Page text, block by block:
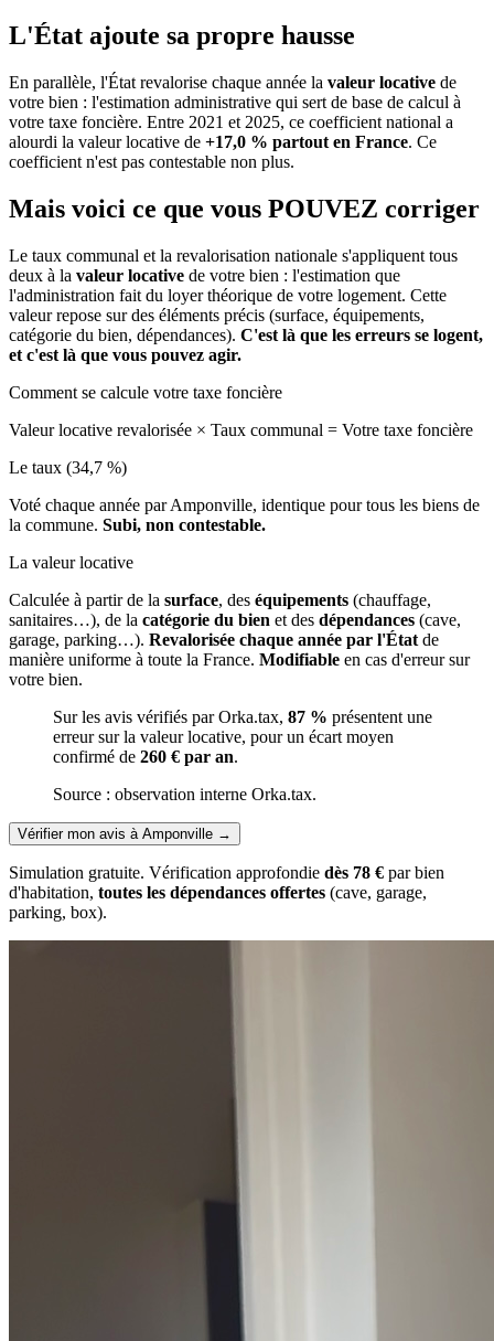
L'État ajoute sa propre hausse
En parallèle, l'État revalorise chaque année la valeur locative de
votre bien : l'estimation administrative qui sert de base de calcul à
votre taxe foncière. Entre 2021 et 2025, ce coefficient national a
alourdi la valeur locative de +17,0 % partout en France. Ce
coefficient n'est pas contestable non plus.
Mais voici ce que vous POUVEZ corriger
Le taux communal et la revalorisation nationale s'appliquent tous
deux à la valeur locative de votre bien : l'estimation que
l'administration fait du loyer théorique de votre logement. Cette
valeur repose sur des éléments précis (surface, équipements,
catégorie du bien, dépendances). C'est là que les erreurs se logent,
et c'est là que vous pouvez agir.
Comment se calcule votre taxe foncière
Valeur locative revalorisée × Taux communal = Votre taxe foncière
Le taux (34,7 %)
Voté chaque année par Amponville, identique pour tous les biens de
la commune. Subi, non contestable.
La valeur locative
Calculée à partir de la surface, des équipements (chauffage,
sanitaires…), de la catégorie du bien et des dépendances (cave,
garage, parking…). Revalorisée chaque année par l'État de
manière uniforme à toute la France. Modifiable en cas d'erreur sur
votre bien.
Sur les avis vérifiés par Orka.tax, 87 % présentent une
erreur sur la valeur locative, pour un écart moyen
confirmé de 260 € par an.
Source : observation interne Orka.tax.
Vérifier mon avis à Amponville →
Simulation gratuite. Vérification approfondie dès 78 € par bien
d'habitation, toutes les dépendances offertes (cave, garage,
parking, box).